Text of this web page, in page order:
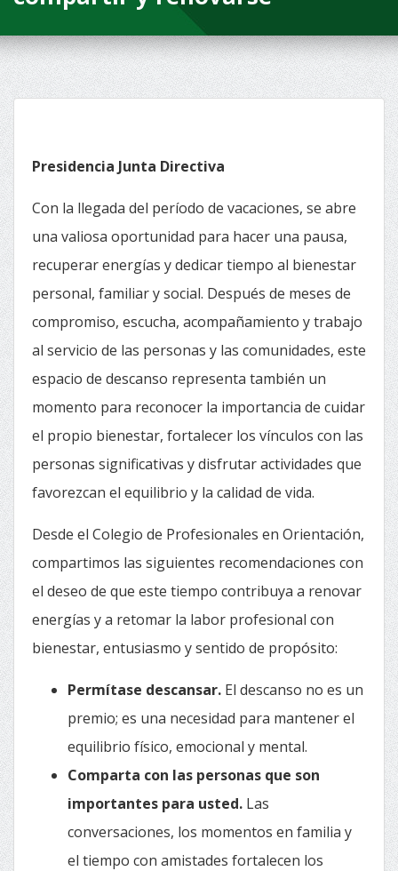
Presidencia Junta Directiva
Con la llegada del período de vacaciones, se abre
una valiosa oportunidad para hacer una pausa,
recuperar energías y dedicar tiempo al bienestar
personal, familiar y social. Después de meses de
compromiso, escucha, acompañamiento y trabajo
al servicio de las personas y las comunidades, este
espacio de descanso representa también un
momento para reconocer la importancia de cuidar
el propio bienestar, fortalecer los vínculos con las
personas significativas y disfrutar actividades que
favorezcan el equilibrio y la calidad de vida.
Desde el Colegio de Profesionales en Orientación,
compartimos las siguientes recomendaciones con
el deseo de que este tiempo contribuya a renovar
energías y a retomar la labor profesional con
bienestar, entusiasmo y sentido de propósito:
Permítase descansar. El descanso no es un
premio; es una necesidad para mantener el
equilibrio físico, emocional y mental.
Comparta con las personas que son
importantes para usted. Las
conversaciones, los momentos en familia y
el tiempo con amistades fortalecen los